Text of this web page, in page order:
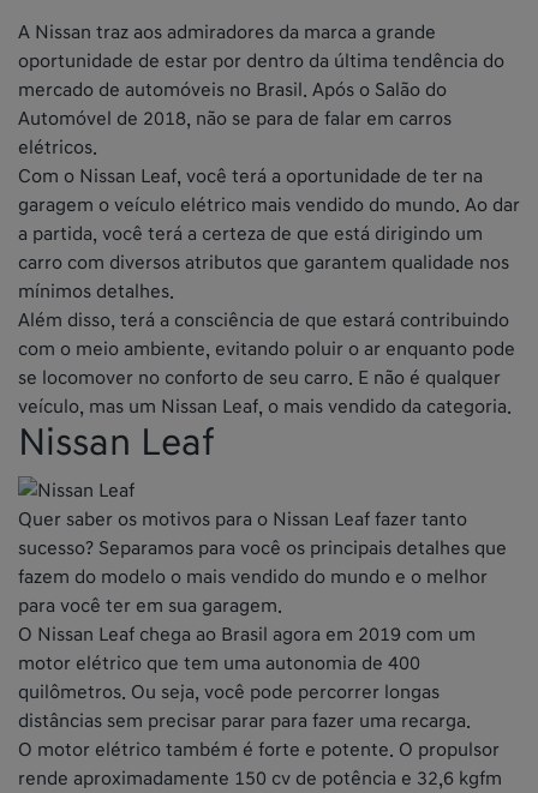
A Nissan traz aos admiradores da marca a grande
oportunidade de estar por dentro da última tendência do
mercado de automóveis no Brasil. Após o Salão do
Automóvel de 2018, não se para de falar em carros
elétricos.
Com o Nissan Leaf, você terá a oportunidade de ter na
garagem o veículo elétrico mais vendido do mundo. Ao dar
a partida, você terá a certeza de que está dirigindo um
carro com diversos atributos que garantem qualidade nos
mínimos detalhes.
Além disso, terá a consciência de que estará contribuindo
com o meio ambiente, evitando poluir o ar enquanto pode
se locomover no conforto de seu carro. E não é qualquer
veículo, mas um Nissan Leaf, o mais vendido da categoria.
Nissan Leaf
Quer saber os motivos para o Nissan Leaf fazer tanto
sucesso? Separamos para você os principais detalhes que
fazem do modelo o mais vendido do mundo e o melhor
para você ter em sua garagem.
O Nissan Leaf chega ao Brasil agora em 2019 com um
motor elétrico que tem uma autonomia de 400
quilômetros. Ou seja, você pode percorrer longas
distâncias sem precisar parar para fazer uma recarga.
O motor elétrico também é forte e potente. O propulsor
rende aproximadamente 150 cv de potência e 32,6 kgfm